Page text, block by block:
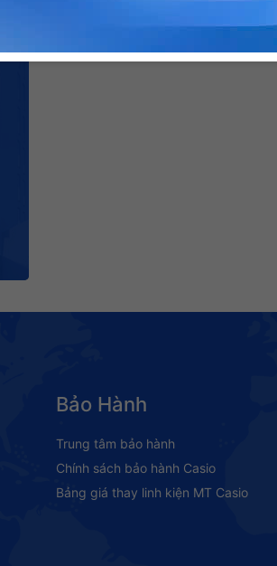
Bảo Hành
Trung tâm bảo hành
Chính sách bảo hành Casio
Bảng giá thay linh kiện MT Casio